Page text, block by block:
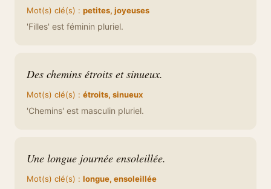
Mot(s) clé(s) : petites, joyeuses
'Filles' est féminin pluriel.
Des chemins étroits et sinueux.
Mot(s) clé(s) : étroits, sinueux
'Chemins' est masculin pluriel.
Une longue journée ensoleillée.
Mot(s) clé(s) : longue, ensoleillée